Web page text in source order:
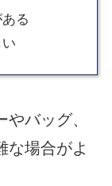
る
バッグ、
な場合がよ